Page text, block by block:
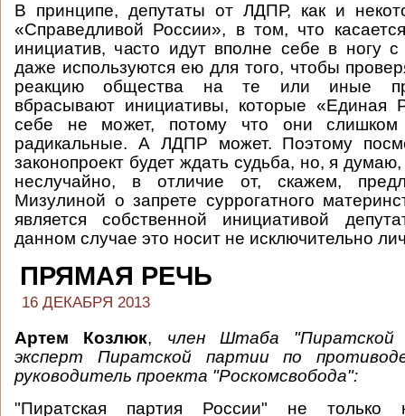
В принципе, депутаты от ЛДПР, как и
«Справедливой России», в том, что
инициатив, часто идут вполне себе в ногу
даже используются ею для того, чтобы
реакцию общества на те или иные
вбрасывают инициативы, которые «Единая
себе не может, потому что они слишком
радикальные. А ЛДПР может. Поэтому
законопроект будет ждать судьба, но, я
неслучайно, в отличие от, скажем,
Мизулиной о запрете суррогатного
является собственной инициативой
данном случае это носит не исключительно
ПРЯМАЯ РЕЧЬ
16 ДЕКАБРЯ 2013
Артем Козлюк, член Штаба "Пиратской
эксперт Пиратской партии по
руководитель проекта "Роскомсвобода":
"Пиратская партия России" не только